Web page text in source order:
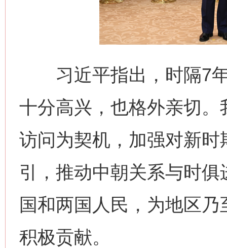
习近平指出，时隔7年
十分高兴，也格外亲切
访问为契机，加强对新
引，推动中朝关系与时
国和两国人民，为地区
积极贡献。